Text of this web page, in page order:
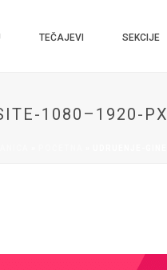
TEČAJEVI SEKCIJE
1080–1920-PX